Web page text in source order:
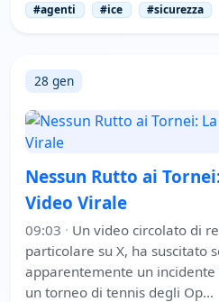
#agenti #ice #sicurezza
28 gen
Nessun Rutto ai
Video Virale
09:03 · Un video circolato di
particolare su X, ha suscitato
apparentemente un
un torneo di tennis degli Op…